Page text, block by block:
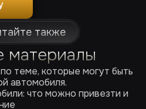
также
материалы
теме, которые могут быть
автомобиля.